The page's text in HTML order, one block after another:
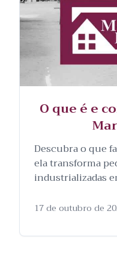
O que é e
Descubra o que
ela transforma
industrializadas
processo.
17 de outubro de